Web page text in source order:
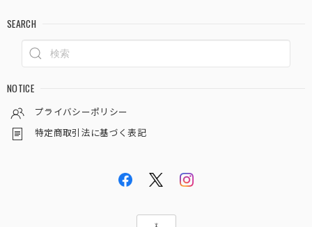
SEARCH
NOTICE
プライバシーポリシー
特定商取引法に基づく表記